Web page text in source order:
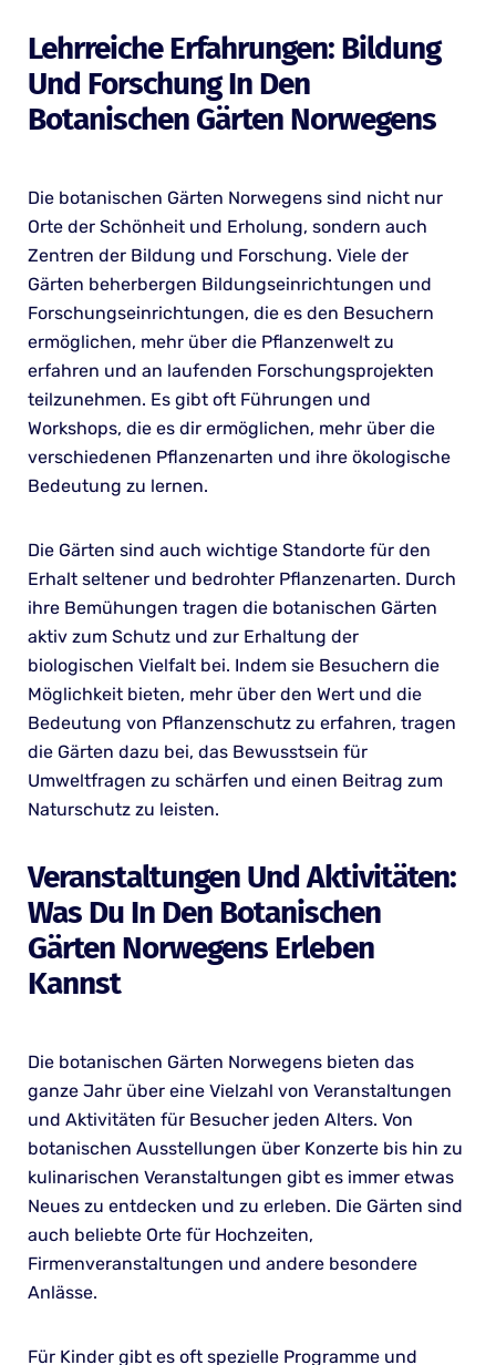
Lehrreiche Erfahrungen: Bildung
Und Forschung In Den
Botanischen Gärten Norwegens
Die botanischen Gärten Norwegens sind nicht nur
Orte der Schönheit und Erholung, sondern auch
Zentren der Bildung und Forschung. Viele der
Gärten beherbergen Bildungseinrichtungen und
Forschungseinrichtungen, die es den Besuchern
ermöglichen, mehr über die Pflanzenwelt zu
erfahren und an laufenden Forschungsprojekten
teilzunehmen. Es gibt oft Führungen und
Workshops, die es dir ermöglichen, mehr über die
verschiedenen Pflanzenarten und ihre ökologische
Bedeutung zu lernen.
Die Gärten sind auch wichtige Standorte für den
Erhalt seltener und bedrohter Pflanzenarten. Durch
ihre Bemühungen tragen die botanischen Gärten
aktiv zum Schutz und zur Erhaltung der
biologischen Vielfalt bei. Indem sie Besuchern die
Möglichkeit bieten, mehr über den Wert und die
Bedeutung von Pflanzenschutz zu erfahren, tragen
die Gärten dazu bei, das Bewusstsein für
Umweltfragen zu schärfen und einen Beitrag zum
Naturschutz zu leisten.
Veranstaltungen Und Aktivitäten:
Was Du In Den Botanischen
Gärten Norwegens Erleben
Kannst
Die botanischen Gärten Norwegens bieten das
ganze Jahr über eine Vielzahl von Veranstaltungen
und Aktivitäten für Besucher jeden Alters. Von
botanischen Ausstellungen über Konzerte bis hin zu
kulinarischen Veranstaltungen gibt es immer etwas
Neues zu entdecken und zu erleben. Die Gärten sind
auch beliebte Orte für Hochzeiten,
Firmenveranstaltungen und andere besondere
Anlässe.
Für Kinder gibt es oft spezielle Programme und